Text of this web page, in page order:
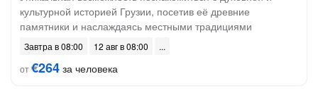
культурной историей Грузии, посетив её древние
памятники и наслаждаясь местными традициями
Завтра в 08:00
12 авг в 08:00
от€264 за человека